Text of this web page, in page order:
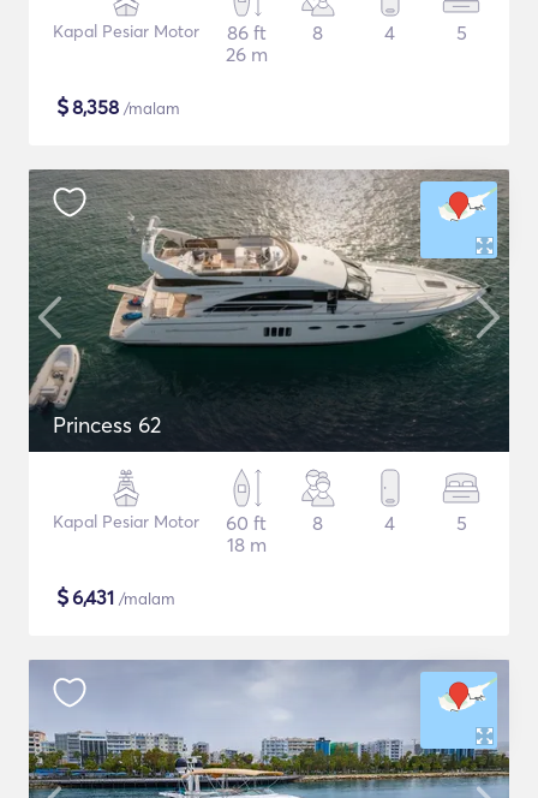
Kapal Pesiar Motor
86 ft
26 m
8 4 5
$8,358 /malam
Princess 62
Kapal Pesiar Motor
60 ft
18 m
8 4 5
$6,431 /malam